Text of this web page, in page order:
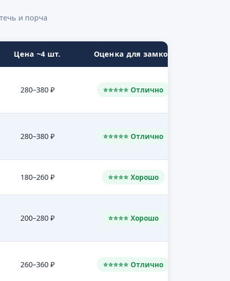
и порча
Цена ~4 шт. Оценка для замков
280–380 ₽ ⭐⭐⭐⭐⭐ Отлично
280–380 ₽ ⭐⭐⭐⭐⭐ Отлично
180–260 ₽ ⭐⭐⭐⭐ Хорошо
200–280 ₽ ⭐⭐⭐⭐ Хорошо
260–360 ₽ ⭐⭐⭐⭐⭐ Отлично